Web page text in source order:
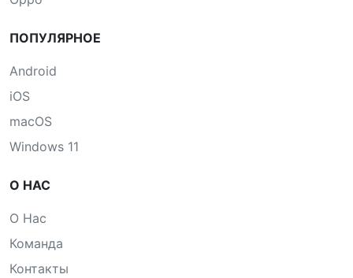
ПОПУЛЯРНОЕ
Android
iOS
macOS
Windows 11
О НАС
О Нас
Команда
Контакты